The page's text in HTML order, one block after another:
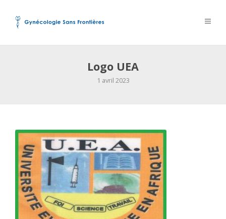
Logo UEA
1 avril 2023